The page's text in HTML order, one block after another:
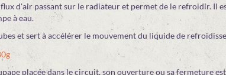
d'air passant sur le radiateur et permet de le refroidir. Il
à eau.
et sert à accélérer le mouvement du liquide de
placée dans le circuit, son ouverture ou sa fermeture